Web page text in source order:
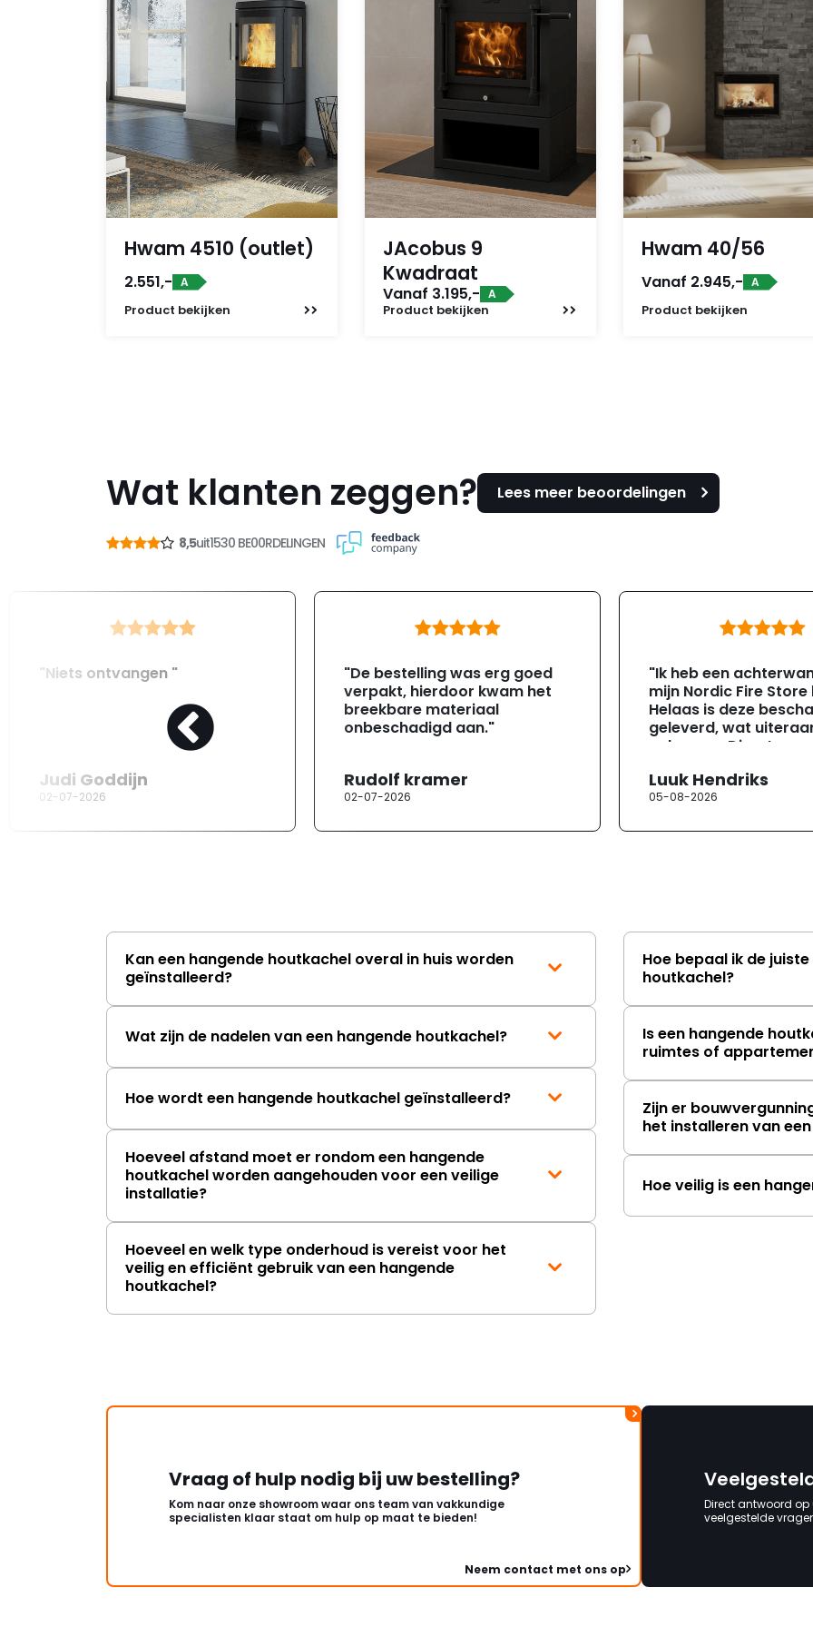
Hwam 4510 (outlet)
2.551,- A
Product bekijken
JAcobus 9
Kwadraat
Vanaf 3.195,- A
Product bekijken
Hwam 40/56
Vanaf 2.945,- A
Product bekijken
Wat klanten zeggen? Lees meer beoordelingen
8,5uit1530 BE00RDELINGEN
"Niets ontvangen "
Judi Goddijn
02-07-2026
"De bestelling was erg goed
verpakt, hierdoor kwam het
breekbare materiaal
onbeschadigd aan."
Rudolf kramer
02-07-2026
"Ik heb een
mijn Nordic Fire
Helaas is deze
geleverd, wat
gebeuren. Direct na
opgenomen met de
klantenservice. Helaas
erg moeizaam;
wordt opgelost en
onbeschadigde
mag ontvangen."
Luuk Hendriks
05-08-2026
Kan een hangende houtkachel overal in huis worden
geïnstalleerd?
Wat zijn de nadelen van een hangende houtkachel?
Hoe wordt een hangende houtkachel geïnstalleerd?
Hoeveel afstand moet er rondom een hangende
houtkachel worden aangehouden voor een veilige
installatie?
Hoeveel en welk type onderhoud is vereist voor het
veilig en efficiënt gebruik van een hangende
houtkachel?
Hoe bepaal ik de
houtkachel?
Is een hangende
ruimtes of
Zijn er
het installeren van
Hoe veilig is een
Vraag of hulp nodig bij uw bestelling?
Kom naar onze showroom waar ons team van vakkundige
specialisten klaar staat om hulp op maat te bieden!
Neem contact met ons op
Direct antwoord op
veelgestelde